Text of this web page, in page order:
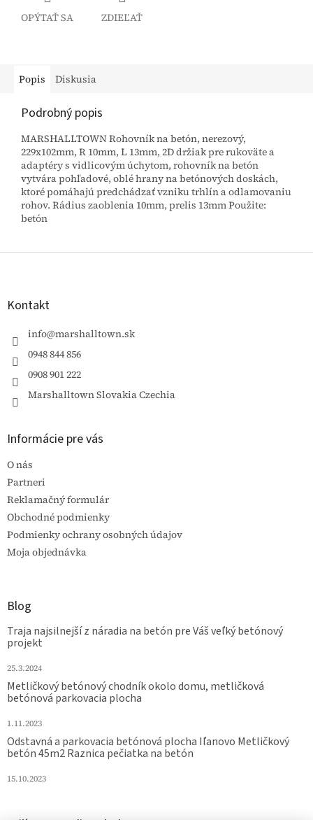
OPÝTAŤ SA ZDIEĽAŤ
Popis Diskusia
Podrobný popis
MARSHALLTOWN Rohovník na betón, nerezový,
229x102mm, R 10mm, L 13mm, 2D držiak pre rukoväte a
adaptéry s vidlicovým úchytom, rohovník na betón
vytvára pohľadové, oblé hrany na betónových doskách,
ktoré pomáhajú predchádzať vzniku trhlín a odlamovaniu
rohov. Rádius zaoblenia 10mm, prelis 13mm Použite:
betón
Z
Kontakt
info@marshalltown.sk
0948 844 856
0908 901 222
Marshalltown Slovakia Czechia
Informácie pre vás
O nás
Partneri
Reklamačný formulár
Obchodné podmienky
Podmienky ochrany osobných údajov
Moja objednávka
Blog
Traja najsilnejší z náradia na betón pre Váš veľký betónový
projekt
25.3.2024
Metličkový betónový chodník okolo domu, metličková
betónová parkovacia plocha
1.11.2023
Odstavná a parkovacia betónová plocha Iľanovo Metličkový
betón 45m2 Raznica pečiatka na betón
15.10.2023